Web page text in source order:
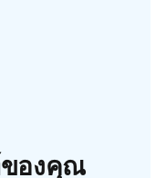
องคุณ